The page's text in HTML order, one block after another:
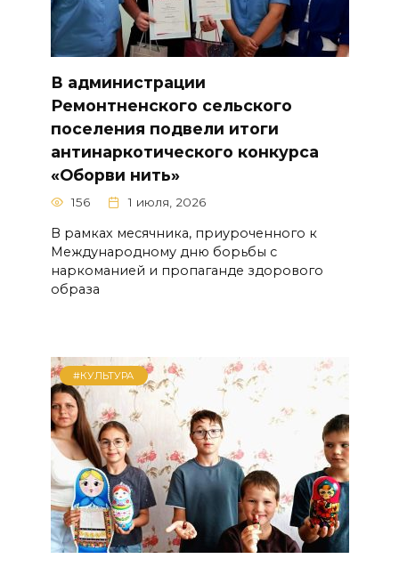
В администрации
Ремонтненского сельского
поселения подвели итоги
антинаркотического конкурса
«Оборви нить»
156 1 июля, 2026
В рамках месячника, приуроченного к
Международному дню борьбы с
наркоманией и пропаганде здорового
образа
#КУЛЬТУРА